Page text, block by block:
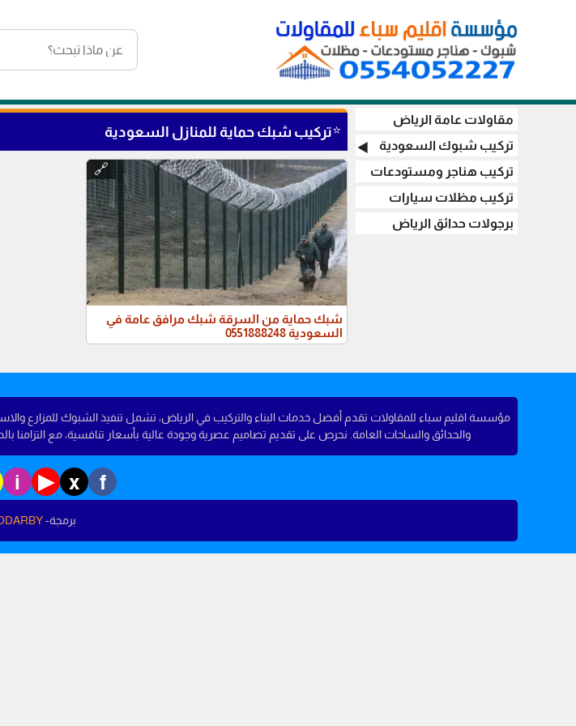
مقاولات عامة الرياض
تركيب شبوك السعودية
◀️
تركيب هناجر ومستودعات
تركيب مظلات سيارات
برجولات حدائق الرياض
⭐تركيب شبك حماية للمنازل السعودية
شبك حماية من السرقة شبك مرافق عامة في
السعودية 0551888248
🔗
مؤسسة اقليم سباء للمقاولات تقدم أفضل خدمات البناء والتركيب في الرياض، تشمل تنفيذ الشبوك للمزارع
والحدائق والساحات العامة. نحرص على تقديم تصاميم عصرية وجودة عالية بأسعار تنافسية، مع التزامنا بالدقة
f
x
▶
i
برمجة-